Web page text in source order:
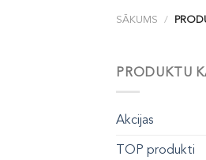
SĀKUMS /
PRODUKTU
Akcijas
TOP produkti